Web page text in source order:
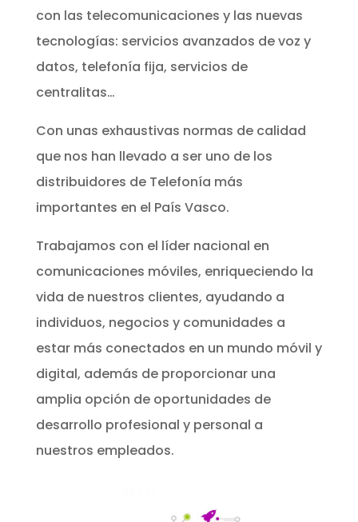
con las telecomunicaciones y las nuevas
tecnologías: servicios avanzados de voz y
datos, telefonía fija, servicios de
centralitas…
Con unas exhaustivas normas de calidad
que nos han llevado a ser uno de los
distribuidores de Telefonía más
importantes en el País Vasco.
Trabajamos con el líder nacional en
comunicaciones móviles, enriqueciendo la
vida de nuestros clientes, ayudando a
individuos, negocios y comunidades a
estar más conectados en un mundo móvil y
digital, además de proporcionar una
amplia opción de oportunidades de
desarrollo profesional y personal a
nuestros empleados.